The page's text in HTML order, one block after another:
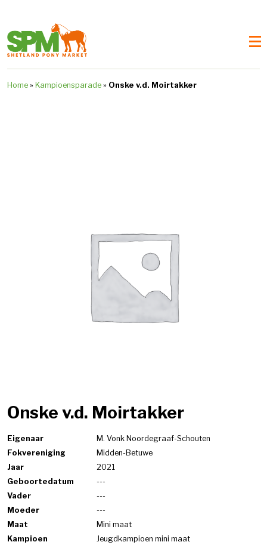
Home » Kampioensparade » Onske v.d. Moirtakker
Onske v.d. Moirtakker
Eigenaar
M. Vonk Noordegraaf-Schouten
Fokvereniging
Midden-Betuwe
Jaar
2021
Geboortedatum
---
Vader
---
Moeder
---
Maat
Mini maat
Kampioen
Jeugdkampioen mini maat